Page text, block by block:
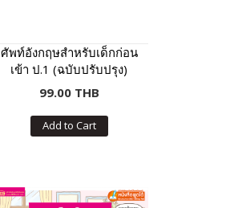
ศัพท์อังกฤษสำหรับเด็กก่อน
เข้า ป.1 (ฉบับปรับปรุง)
99.00 THB
Add to Cart